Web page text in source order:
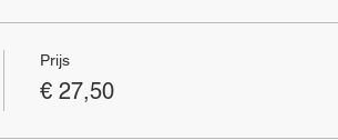
Prijs
€ 27,50